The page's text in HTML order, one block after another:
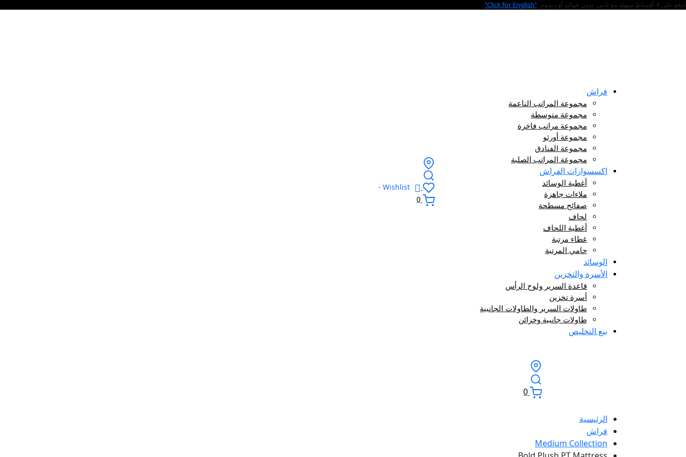
ادفع على 4 أقساط سهلة مع تابي. بدون فوائد أو رسوم. "Click for English"
فراش
مجموعة المراتب الناعمة
مجموعة متوسطة
مجموعة مراتب فاخرة
مجموعة أورثو
مجموعة الفنادق
مجموعة المراتب الصلبة
اكسسوارات الفراش
أغطية الوسائد
ملاءات جاهزة
صفائح مسطحة
لحاف
أغطية اللحاف
غطاء مرتبة
حامي المرتبة
الوسائد
الأسرة والتخزين
قاعدة السرير ولوح الرأس
أسرة تخزين
طاولات السرير والطاولات الجانبية
طاولات جانبية وخزائن
بيع التخليص
Wishlist -
0
0
الرئيسية
فراش
Medium Collection